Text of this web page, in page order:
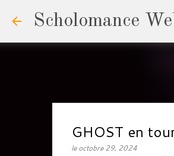
Scholomance
GHOST en
leoctobre 29, 2024